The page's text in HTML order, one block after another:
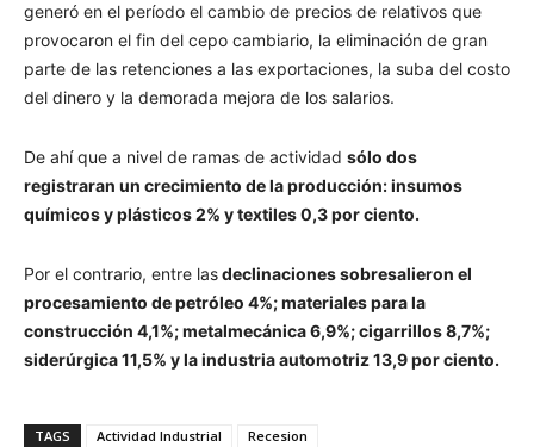
generó en el período el cambio de precios de relativos que
provocaron el fin del cepo cambiario, la eliminación de gran
parte de las retenciones a las exportaciones, la suba del costo
del dinero y la demorada mejora de los salarios.
De ahí que a nivel de ramas de actividad sólo dos
registraran un crecimiento de la producción: insumos
químicos y plásticos 2% y textiles 0,3 por ciento.
Por el contrario, entre lasdeclinaciones sobresalieron el
procesamiento de petróleo 4%; materiales para la
construcción 4,1%; metalmecánica 6,9%; cigarrillos 8,7%;
siderúrgica 11,5% y la industria automotriz 13,9 por ciento.
TAGS Actividad Industrial Recesion